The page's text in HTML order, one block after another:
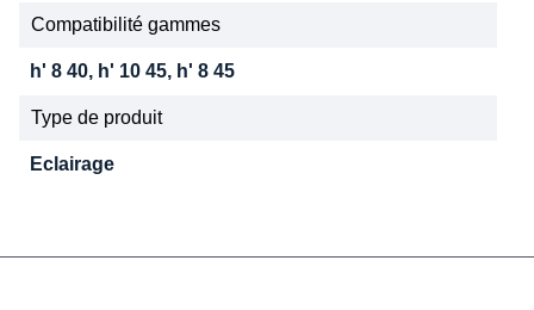
Compatibilité gammes
h' 8 40, h' 10 45, h' 8 45
Type de produit
Eclairage